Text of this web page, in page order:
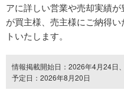
アに詳しい営業や売却実績
が買主様、売主様にご納得
トいたします。
情報掲載開始日：2026年4月24日
予定日：2026年8月20日